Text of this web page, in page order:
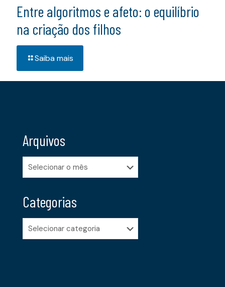
Entre algoritmos e afeto: o equilíbrio
na criação dos filhos
Saiba mais
Arquivos
Arquivos
Categorias
Categorias